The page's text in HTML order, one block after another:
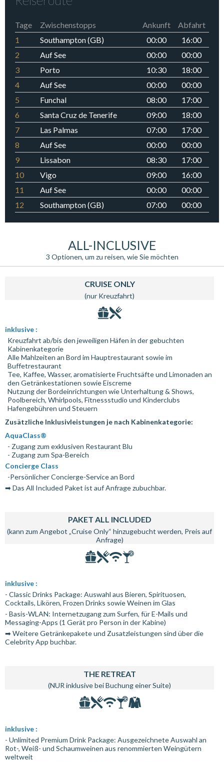
Tage Zwischenstopps Ankunft
Abfahrt
1
Southampton (GB) 00:00
16:00
2
Auf See 00:00
00:00
3
Porto 10:30
18:00
4
Auf See 00:00
00:00
5
Funchal 08:00
17:00
6
Santa Cruz de Tenerife 09:00
18:00
7
Las Palmas 07:00
17:00
8
Auf See 00:00
00:00
9
Lissabon 08:30
17:00
10
Vigo 09:00
16:00
11
Auf See 00:00
00:00
12
Southampton (GB) 07:00 00:00
ALL-INCLUSIVE
3 Optionen, um zu reisen, wie Sie möchten
CRUISE ONLY
(nur Kreuzfahrt)
inklusive :
Kreuzfahrt ab/bis den jeweiligen Häfen in der gebuchten
Kabinenkategorie
Alle Mahlzeiten an Bord im Hauptrestaurant sowie im
Buffetrestaurant
Tee, Kaffee, Wasser, aromatisierte Fruchtsäfte und Limonaden an
den Getränkestationen sowie Eiscreme
Nutzung der Bordeinrichtungen wie Unterhaltung & Shows,
Poolbereich, Whirlpools, Fitnessstudio und Kinderclubs
Hafengebühren und Steuern
Zusätzliche Inklusivleistungen je nach Kabinenkategorie:
AquaClass®
- Zugang zum exklusiven Restaurant Blu
- Zugang zum Spa-Bereich
Concierge Class
-Persönlicher Concierge-Service an Bord
➡ Das All Included Paket ist auf Anfrage zubuchbar.
PAKET ALL INCLUDED
(kann zum Angebot „Cruise Only“ hinzugebucht werden, Preis auf
Anfrage)
inklusive :
- Classic Drinks Package: Auswahl aus Bieren, Spirituosen,
Cocktails, Likören, Frozen Drinks sowie Weinen im Glas
- Basis-WLAN: Internetzugang zum Surfen, für E-Mails und
Messaging-Apps (1 Gerät pro Person in der Kabine)
➡ Weitere Getränkepakete und Zusatzleistungen sind über die
Celebrity App buchbar.
THE RETREAT
(NUR inklusive bei Buchung einer Suite)
inklusive :
- Unlimited Premium Drink Package: Ausgezeichnete Auswahl an
Rot-, Weiß- und Schaumweinen aus renommierten Weingütern
weltweit